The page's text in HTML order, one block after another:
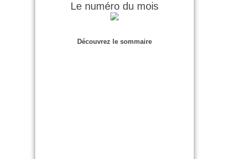
Le numéro du mois
Découvrez le sommaire